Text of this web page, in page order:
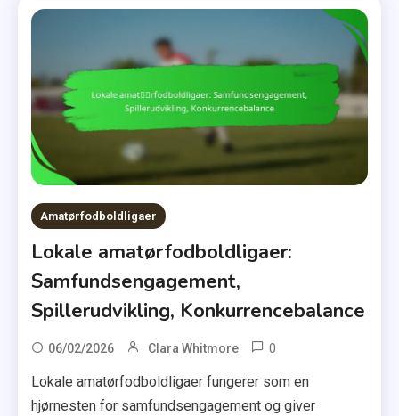
Amatørfodboldligaer
Lokale amatørfodboldligaer:
Samfundsengagement,
Spillerudvikling, Konkurrencebalance
06/02/2026 Clara Whitmore 0
Lokale amatørfodboldligaer fungerer som en
hjørnesten for samfundsengagement og giver